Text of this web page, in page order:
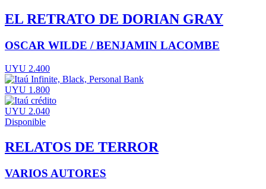
EL RETRATO DE DORIAN GRAY
OSCAR WILDE / BENJAMIN LACOMBE
UYU 2.400
UYU 1.800
UYU 2.040
Disponible
RELATOS DE TERROR
VARIOS AUTORES